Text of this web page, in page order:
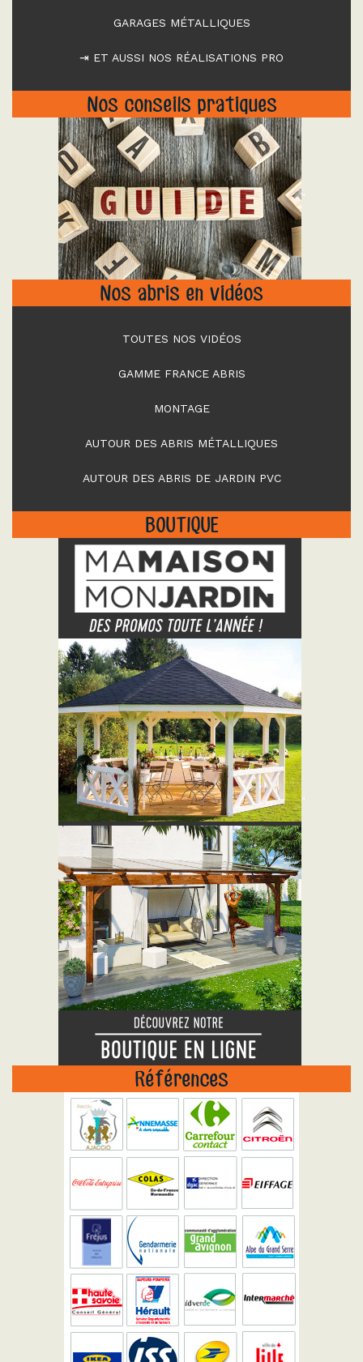
GARAGES MÉTALLIQUES
⇥ ET AUSSI NOS RÉALISATIONS PRO
Nos conseils pratiques
"
Nos abris en vidéos
TOUTES NOS VIDÉOS
GAMME FRANCE ABRIS
MONTAGE
AUTOUR DES ABRIS MÉTALLIQUES
AUTOUR DES ABRIS DE JARDIN PVC
BOUTIQUE
"
Références